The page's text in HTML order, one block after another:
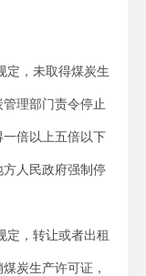
定，未取得煤炭生
理部门责令停止
倍以上五倍以下
人民政府强制停
定，转让或者出租
炭生产许可证，